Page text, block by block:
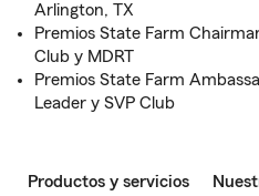
Arlington, TX
Premios State Farm
Club y MDRT
Premios State Farm
Leader y SVP Club
Productos y servicios